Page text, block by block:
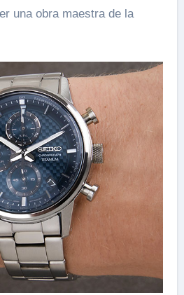
una obra maestra de la